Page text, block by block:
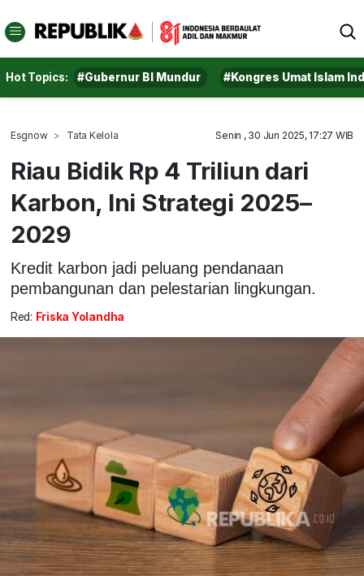
Hot Topics: #Gubernur BI Mundur #Kongres Umat Islam
Esgnow Tata Kelola Senin , 30 Jun 2025, 17:27 WIB
Riau Bidik Rp 4 Triliun dari
Karbon, Ini Strategi 2025–
2029
Kredit karbon jadi peluang pendanaan
pembangunan dan pelestarian lingkungan.
Red: Friska Yolandha